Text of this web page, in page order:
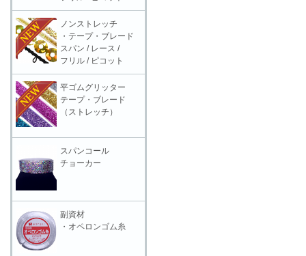
ノンストレッチ
・テープ・ブレード
スパン / レース /
フリル / ピコット
平ゴムグリッター
テープ・ブレード
（ストレッチ）
スパンコール
チョーカー
副資材
・オペロンゴム糸